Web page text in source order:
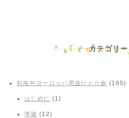
カテゴリー
初海外ヨーロッパ周遊ひとり旅 (165)
はじめに (1)
準備 (12)